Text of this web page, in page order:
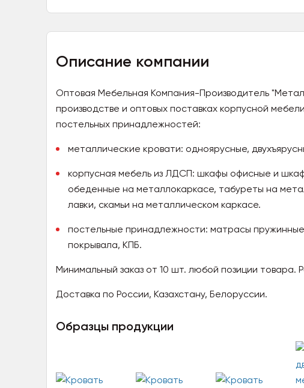
Описание компании
Оптовая Мебельная Компания-Производитель
производстве и оптовых поставках корпусной
постельных принадлежностей:
металлические кровати: одноярусные,
корпусная мебель из ЛДСП: шкафы офисные и
обеденные на металлокаркасе, табуреты на
лавки, скамьи на металлическом каркасе.
постельные принадлежности: матрасы
покрывала, КПБ.
Минимальный заказ от 10 шт. любой позиции товара.
Доставка по России, Казахстану, Белоруссии.
Образцы продукции